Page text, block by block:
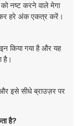
को नष्ट करने वाले मेगा
हरे अंक एकत्र करें।
किया गया है और यह
है।
इसे सीधे ब्राउज़र पर
है?